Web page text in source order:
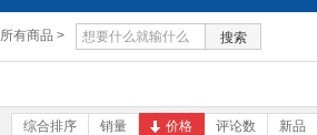
所有商品 > 搜索
综合排序 销量 价格 评论数 新品